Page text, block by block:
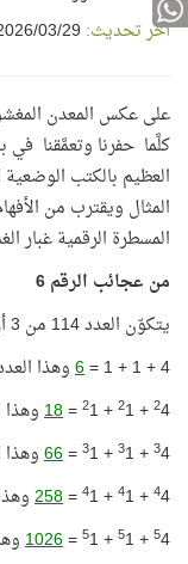
آخر تحديث: 29‏/03‏/2026 هـ 11-10-1447
على عكس المعدن
كلَّما حفرنا وتعمَّقنا في
العظيم بالكتب
المثال ويقترب من
المسطرة الرقمية غبار
من عجائب الرقم 6
يتكوّن العدد 114 من 3 أرقام 1 و1 و4.. فتأمّل:
4 + 1 + 1 =
6وهذا العدد
24 +
21 +
21 =
18وهذا
34 +
31 +
31 =
66وهذا
44 +
41 +
41 =
258
54 +
51 +
51 =
1026